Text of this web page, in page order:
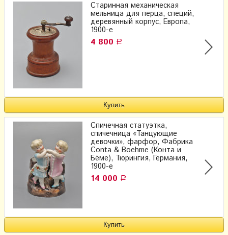
Старинная механическая
мельница для перца, специй,
деревянный корпус, Европа,
1900-е
4 800 Р
Спичечная статуэтка,
спичечница «Танцующие
девочки», фарфор, Фабрика
Conta & Boehme (Конта и
Бёме), Тюрингия, Германия,
1900-е
14 000 Р